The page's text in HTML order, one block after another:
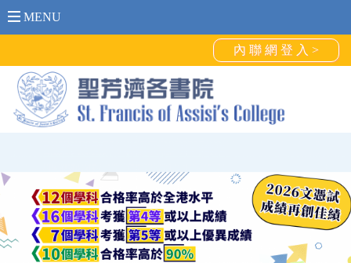
MENU
內 聯 網 登 入 >